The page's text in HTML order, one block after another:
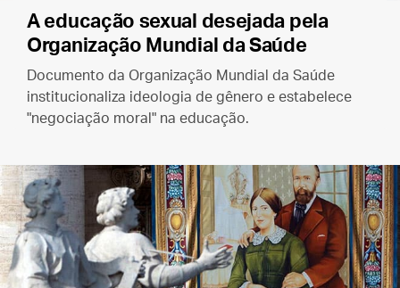
A educação sexual desejada pela
Organização Mundial da Saúde
Documento da Organização Mundial da Saúde
institucionaliza ideologia de gênero e estabelece
"negociação moral" na educação.